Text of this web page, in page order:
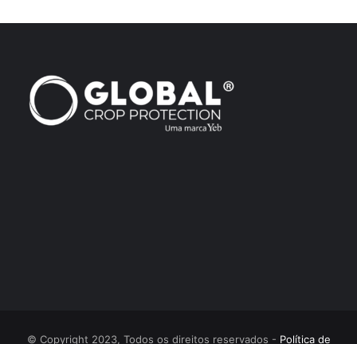
© Copyright 2023, Todos os direitos reservados - Política de